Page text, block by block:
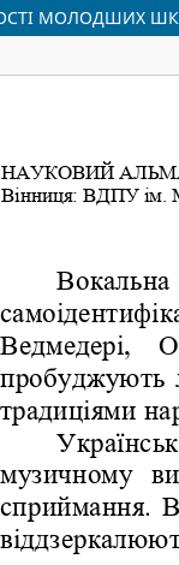
МОЛОДШИХ